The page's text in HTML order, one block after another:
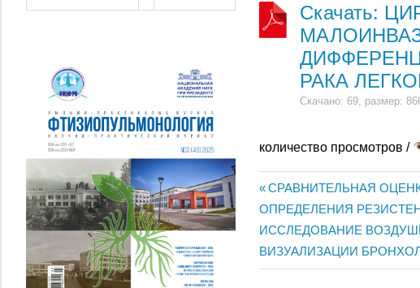
Скачать:
РАКА
Скачано: 69, размер:
количество просмотров /
Навигация
по
записям
Предыдущая
запись:
СРАВНИТЕЛЬНАЯ
ОПРЕДЕЛЕНИЯ
Следующая
запись:
ИССЛЕДОВАНИЕ
ВИЗУАЛИЗАЦИИ